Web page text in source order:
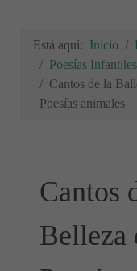
Está aquí: Inicio
Poesías Infantiles
Cantos de la
Poesías animales
Cantos
Belleza